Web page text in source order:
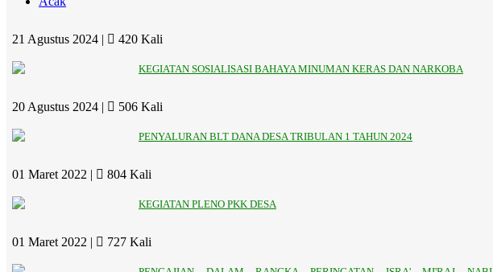
21 Agustus 2024 | 420 Kali
KEGIATAN SOSIALISASI BAHAYA MINUMAN KERAS DAN NARKOBA
20 Agustus 2024 | 506 Kali
PENYALURAN BLT DANA DESA TRIBULAN 1 TAHUN 2024
01 Maret 2022 | 804 Kali
KEGIATAN PLENO PKK DESA
01 Maret 2022 | 727 Kali